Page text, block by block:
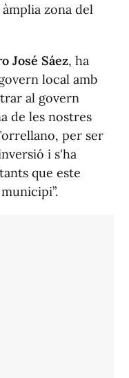
zona del
José Sáez, ha
local amb
al govern
de les nostres
per ser
i s'ha
que este